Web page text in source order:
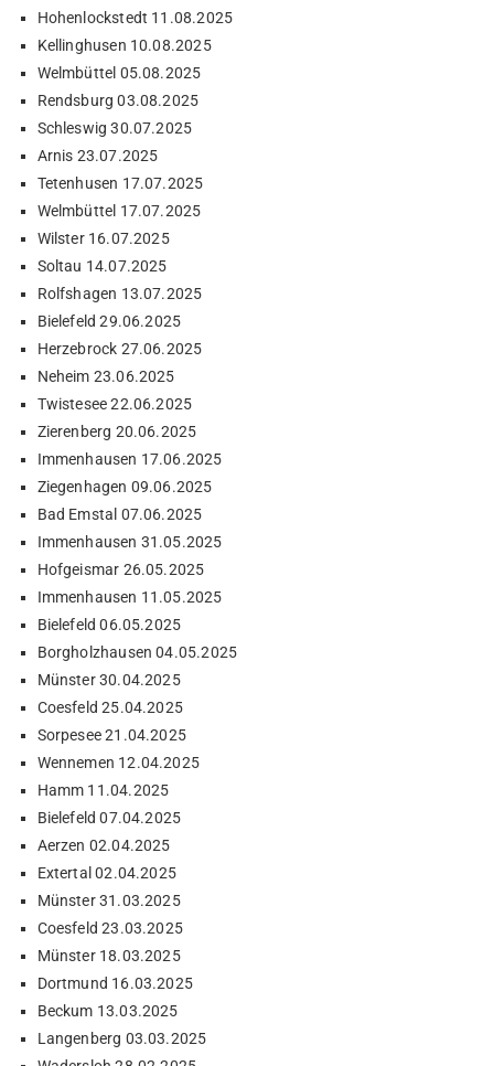
Hohenlockstedt 11.08.2025
Kellinghusen 10.08.2025
Welmbüttel 05.08.2025
Rendsburg 03.08.2025
Schleswig 30.07.2025
Arnis 23.07.2025
Tetenhusen 17.07.2025
Welmbüttel 17.07.2025
Wilster 16.07.2025
Soltau 14.07.2025
Rolfshagen 13.07.2025
Bielefeld 29.06.2025
Herzebrock 27.06.2025
Neheim 23.06.2025
Twistesee 22.06.2025
Zierenberg 20.06.2025
Immenhausen 17.06.2025
Ziegenhagen 09.06.2025
Bad Emstal 07.06.2025
Immenhausen 31.05.2025
Hofgeismar 26.05.2025
Immenhausen 11.05.2025
Bielefeld 06.05.2025
Borgholzhausen 04.05.2025
Münster 30.04.2025
Coesfeld 25.04.2025
Sorpesee 21.04.2025
Wennemen 12.04.2025
Hamm 11.04.2025
Bielefeld 07.04.2025
Aerzen 02.04.2025
Extertal 02.04.2025
Münster 31.03.2025
Coesfeld 23.03.2025
Münster 18.03.2025
Dortmund 16.03.2025
Beckum 13.03.2025
Langenberg 03.03.2025